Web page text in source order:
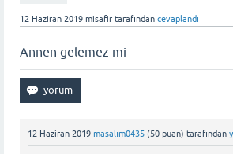
12 Haziran 2019 misafir tarafından cevaplandı
Annen gelemez mi
12 Haziran 2019 masalım0435 (50 puan) tarafından